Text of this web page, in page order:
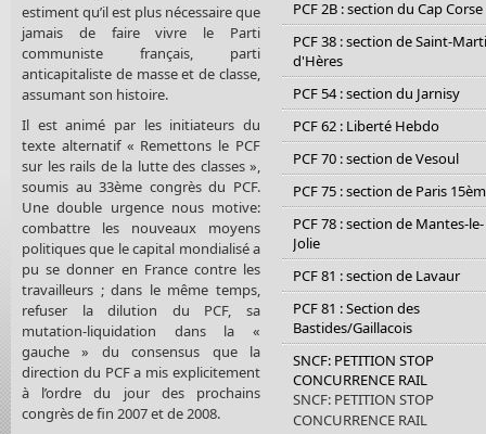
estiment qu’il est plus nécessaire que
jamais de faire vivre le Parti
communiste français, parti
anticapitaliste de masse et de classe,
assumant son histoire.
Il est animé par les initiateurs du
texte alternatif « Remettons le PCF
sur les rails de la lutte des classes »,
soumis au 33ème congrès du PCF.
Une double urgence nous motive:
combattre les nouveaux moyens
politiques que le capital mondialisé a
pu se donner en France contre les
travailleurs ; dans le même temps,
refuser la dilution du PCF, sa
mutation-liquidation dans la «
gauche » du consensus que la
direction du PCF a mis explicitement
à l’ordre du jour des prochains
congrès de fin 2007 et de 2008.
PCF 2B : section du Cap Corse
PCF 38 : section de Saint-
d'Hères
PCF 54 : section du Jarnisy
PCF 62 : Liberté Hebdo
PCF 70 : section de Vesoul
PCF 75 : section de Paris
PCF 78 : section de Mantes-le-
Jolie
PCF 81 : section de Lavaur
PCF 81 : Section des
Bastides/Gaillacois
SNCF: PETITION STOP
CONCURRENCE RAIL
SNCF: PETITION STOP
CONCURRENCE RAIL